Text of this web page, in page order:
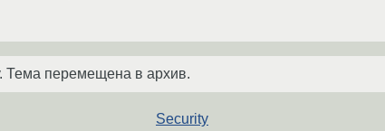
Тема перемещена в архив.
Security